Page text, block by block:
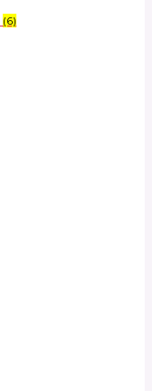
(6)